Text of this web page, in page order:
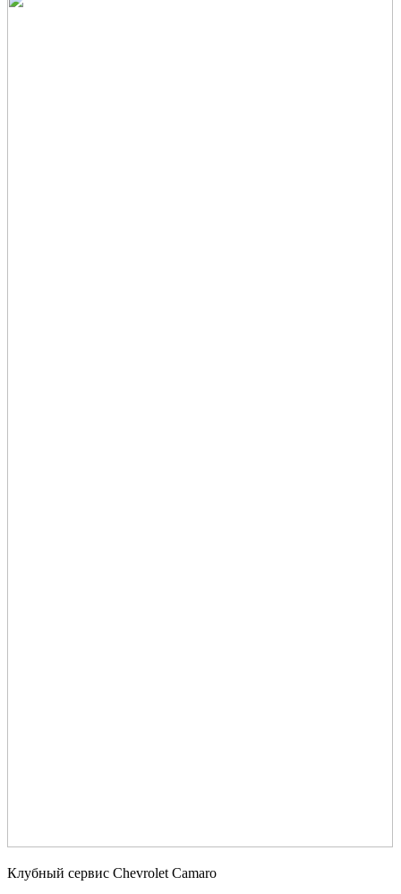
Клубный сервис Chevrolet Camaro